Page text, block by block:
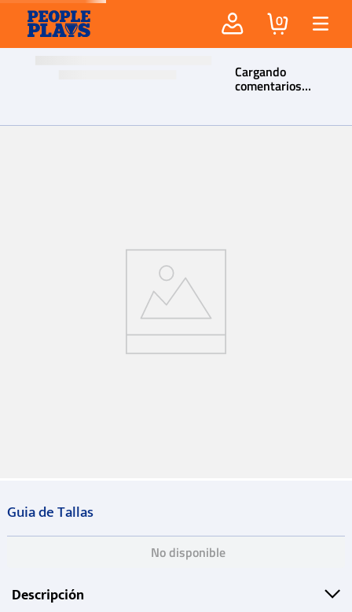
0
Cargando
comentarios…
Guia de Tallas
No disponible
Descripción